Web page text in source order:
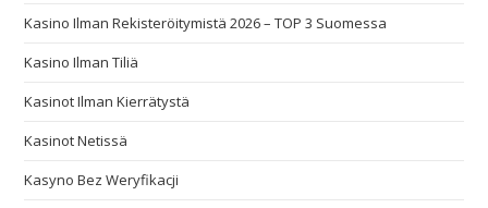
Kasino Ilman Rekisteröitymistä 2026 – TOP 3 Suomessa
Kasino Ilman Tiliä
Kasinot Ilman Kierrätystä
Kasinot Netissä
Kasyno Bez Weryfikacji